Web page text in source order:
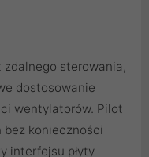
sterowania,
dostosowanie
wentylatorów. Pilot
bez konieczności
interfejsu płyty